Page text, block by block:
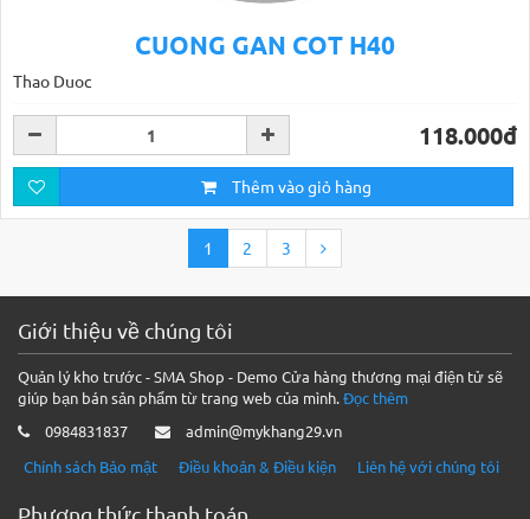
CUONG GAN COT H40
Thao Duoc
118.000đ
Thêm vào giỏ hàng
1 2 3
Giới thiệu về chúng tôi
Quản lý kho trước - SMA Shop - Demo Cửa hàng thương mại điện tử sẽ
giúp bạn bán sản phẩm từ trang web của mình.Đọc thêm
0984831837
admin@mykhang29.vn
Chính sách Bảo mật
Điều khoản & Điều kiện Liên hệ với chúng tôi